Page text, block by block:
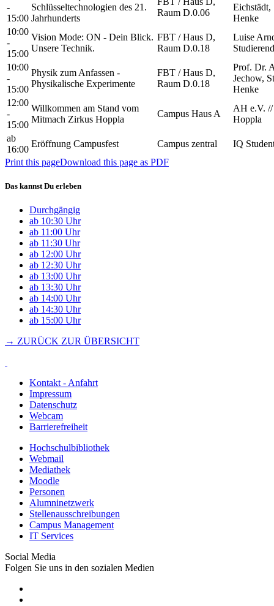
-
15:00
Schlüsseltechnologien des 21.
Jahrhunderts
Raum D.0.06
Eichstädt,
Henke
10:00
-
15:00
Vision Mode: ON - Dein Blick.
Unsere Technik.
FBT / Haus D,
Raum D.0.18
Luise
10:00
-
15:00
Physik zum Anfassen -
Physikalische Experimente
FBT / Haus D,
Raum D.0.18
Prof. Dr.
Jechow,
Henke
12:00
-
15:00
Willkommen am Stand vom
Mitmach Zirkus Hoppla
Campus Haus A
AH e.V.
Hoppla
ab
16:00
Eröffnung Campusfest Campus zentral
IQ
Print this pageDownload this page as PDF
Das kannst Du erleben
Durchgängig
ab 10:30 Uhr
ab 11:00 Uhr
ab 11:30 Uhr
ab 12:00 Uhr
ab 12:30 Uhr
ab 13:00 Uhr
ab 13:30 Uhr
ab 14:00 Uhr
ab 14:30 Uhr
ab 15:00 Uhr
→ ZURÜCK ZUR ÜBERSICHT
Kontakt - Anfahrt
Impressum
Datenschutz
Webcam
Barrierefreiheit
Hochschulbibliothek
Webmail
Mediathek
Moodle
Personen
Alumninetzwerk
Stellenausschreibungen
Campus Management
IT Services
Social Media
Folgen Sie uns in den sozialen Medien